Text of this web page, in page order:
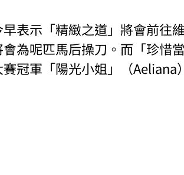
早表示「精緻之道」將會前往
為呢匹馬后操刀 。 而「珍惜
冠軍「陽光小姐」（Aeliana